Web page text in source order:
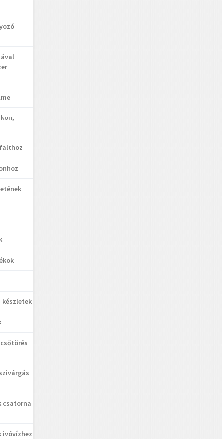
készletek
csatorna
ivóvízhez